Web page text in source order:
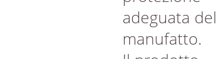
adeguata del
manufatto.